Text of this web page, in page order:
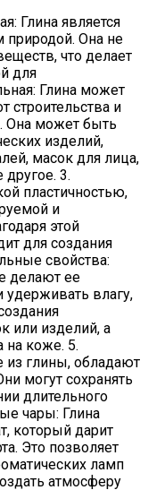
Глина является
природой. Она не
что делает
для
Глина может
строительства и
Она может быть
изделий,
масок для лица,
3.
пластичностью,
и
этой
для создания
свойства:
делают ее
удерживать влагу,
или изделий, а
на коже. 5.
из глины, обладают
могут сохранять
длительного
чары: Глина
который дарит
Это позволяет
ламп
атмосферу